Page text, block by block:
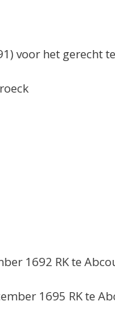
voor het gerecht
1692 RK te
1695 RK te